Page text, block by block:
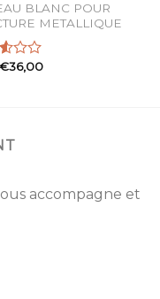
BLANC POUR
METALLIQUE
€36,00
accompagne et